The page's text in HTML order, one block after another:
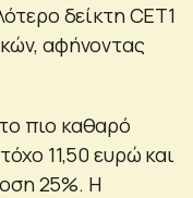
δείκτη CET1
αφήνοντας
πιο καθαρό
11,50 ευρώ και
25%. Η